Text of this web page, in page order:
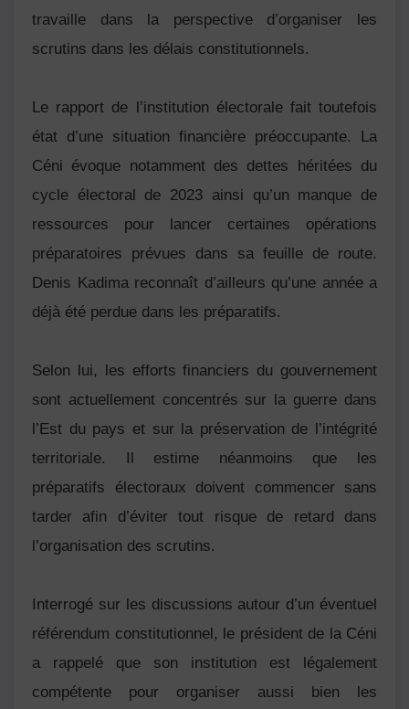
travaille dans la perspective d’organiser les
scrutins dans les délais constitutionnels.
Le rapport de l’institution électorale fait toutefois
état d’une situation financière préoccupante. La
Céni évoque notamment des dettes héritées du
cycle électoral de 2023 ainsi qu’un manque de
ressources pour lancer certaines opérations
préparatoires prévues dans sa feuille de route.
Denis Kadima reconnaît d’ailleurs qu’une année a
déjà été perdue dans les préparatifs.
Selon lui, les efforts financiers du gouvernement
sont actuellement concentrés sur la guerre dans
l’Est du pays et sur la préservation de l’intégrité
territoriale. Il estime néanmoins que les
préparatifs électoraux doivent commencer sans
tarder afin d’éviter tout risque de retard dans
l’organisation des scrutins.
Interrogé sur les discussions autour d’un éventuel
référendum constitutionnel, le président de la Céni
a rappelé que son institution est légalement
compétente pour organiser aussi bien les